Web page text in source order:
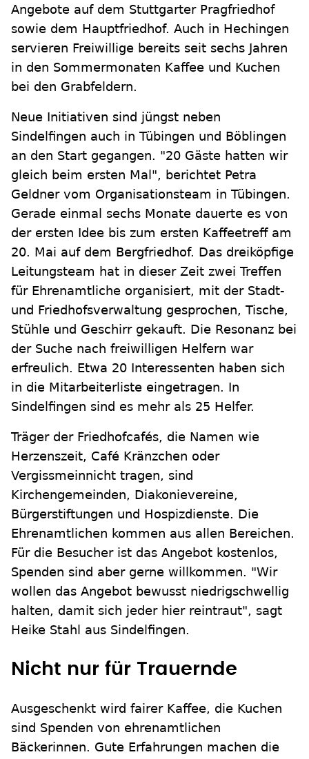
Angebote auf dem Stuttgarter Pragfriedhof
sowie dem Hauptfriedhof. Auch in Hechingen
servieren Freiwillige bereits seit sechs Jahren
in den Sommermonaten Kaffee und Kuchen
bei den Grabfeldern.
Neue Initiativen sind jüngst neben
Sindelfingen auch in Tübingen und Böblingen
an den Start gegangen. "20 Gäste hatten wir
gleich beim ersten Mal", berichtet Petra
Geldner vom Organisationsteam in Tübingen.
Gerade einmal sechs Monate dauerte es von
der ersten Idee bis zum ersten Kaffeetreff am
20. Mai auf dem Bergfriedhof. Das dreiköpfige
Leitungsteam hat in dieser Zeit zwei Treffen
für Ehrenamtliche organisiert, mit der Stadt-
und Friedhofsverwaltung gesprochen, Tische,
Stühle und Geschirr gekauft. Die Resonanz bei
der Suche nach freiwilligen Helfern war
erfreulich. Etwa 20 Interessenten haben sich
in die Mitarbeiterliste eingetragen. In
Sindelfingen sind es mehr als 25 Helfer.
Träger der Friedhofcafés, die Namen wie
Herzenszeit, Café Kränzchen oder
Vergissmeinnicht tragen, sind
Kirchengemeinden, Diakonievereine,
Bürgerstiftungen und Hospizdienste. Die
Ehrenamtlichen kommen aus allen Bereichen.
Für die Besucher ist das Angebot kostenlos,
Spenden sind aber gerne willkommen. "Wir
wollen das Angebot bewusst niedrigschwellig
halten, damit sich jeder hier reintraut", sagt
Heike Stahl aus Sindelfingen.
Nicht nur für Trauernde
Ausgeschenkt wird fairer Kaffee, die Kuchen
sind Spenden von ehrenamtlichen
Bäckerinnen. Gute Erfahrungen machen die